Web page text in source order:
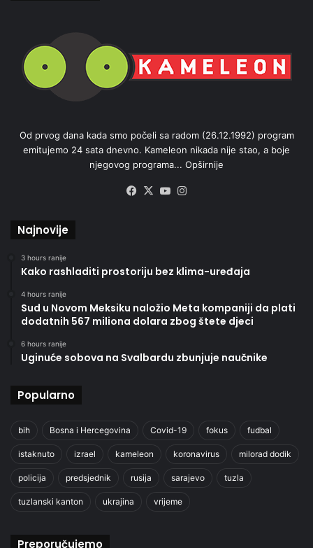
Od prvog dana kada smo počeli sa radom (26.12.1992) program
emitujemo 24 sata dnevno. Kameleon nikada nije stao, a boje
njegovog programa... Opširnije
Facebook
X YouTube
Najnovije
3 hours ranije
Kako rashladiti prostoriju bez klima-uređaja
4 hours ranije
Sud u Novom Meksiku naložio Meta kompaniji da plati
dodatnih 567 miliona dolara zbog štete djeci
6 hours ranije
Uginuće sobova na Svalbardu zbunjuje naučnike
Popularno
bih Bosna i Hercegovina Covid-19 fokus fudbal
istaknuto izrael kameleon koronavirus milorad dodik
policija predsjednik rusija sarajevo tuzla
tuzlanski kanton ukrajina vrijeme
Preporučujemo